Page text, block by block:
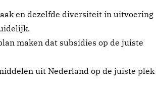
en dezelfde diversiteit in uitvoering
maken dat subsidies op de juiste
uit Nederland op de juiste plek